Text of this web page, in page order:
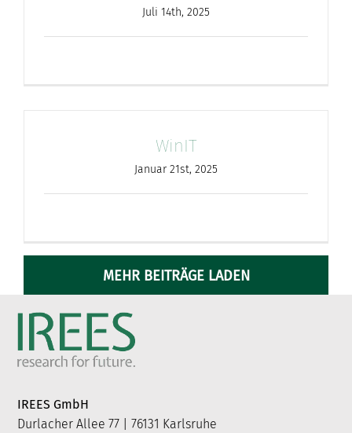
Juli 14th, 2025
WinIT
Januar 21st, 2025
MEHR BEITRÄGE LADEN
IREES GmbH
Durlacher Allee 77 | 76131 Karlsruhe